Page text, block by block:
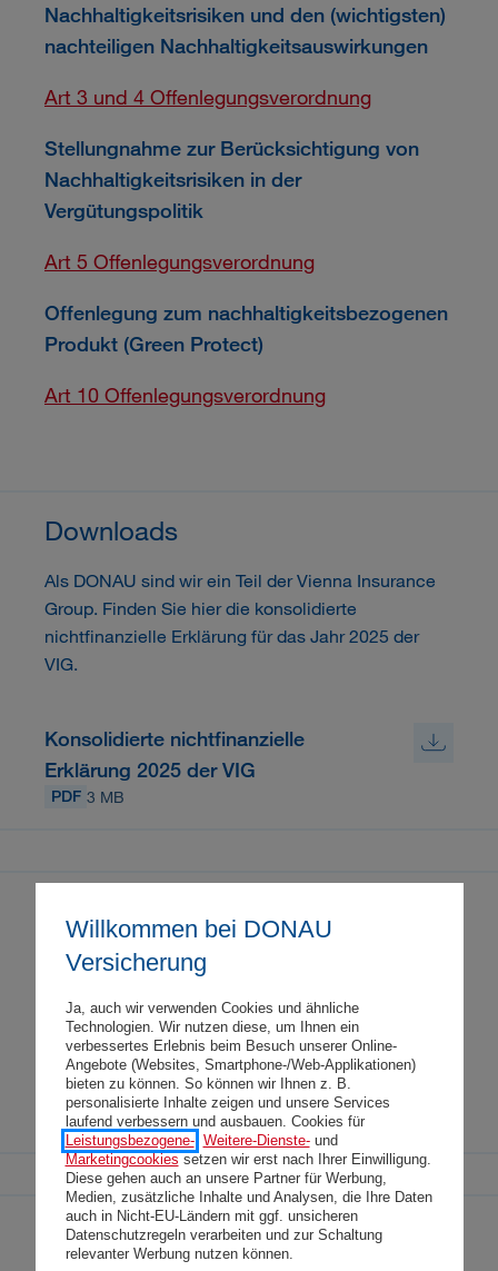
Willkommen bei DONAU
Versicherung
Ja, auch wir verwenden Cookies und ähnliche
Technologien. Wir nutzen diese, um Ihnen ein
verbessertes Erlebnis beim Besuch unserer Online-
Angebote (Websites, Smartphone-/Web-Applikationen)
bieten zu können. So können wir Ihnen z. B.
personalisierte Inhalte zeigen und unsere Services
laufend verbessern und ausbauen. Cookies für
Leistungsbezogene-, Weitere-Dienste-und
Marketingcookies setzen wir erst nach Ihrer Einwilligung.
Diese gehen auch an unsere Partner für Werbung,
Medien, zusätzliche Inhalte und Analysen, die Ihre Daten
auch in Nicht-EU-Ländern mit ggf. unsicheren
Datenschutzregeln verarbeiten und zur Schaltung
relevanter Werbung nutzen können.
Nachhaltigkeitsrisiken und den (wichtigsten)
nachteiligen Nachhaltigkeitsauswirkungen
Art 3 und 4 Offenlegungsverordnung
Stellungnahme zur Berücksichtigung von
Nachhaltigkeitsrisiken in der
Vergütungspolitik
Art 5 Offenlegungsverordnung
Offenlegung zum nachhaltigkeitsbezogenen
Produkt (Green Protect)
Art 10 Offenlegungsverordnung
Downloads
Als DONAU sind wir ein Teil der Vienna Insurance
Group. Finden Sie hier die konsolidierte
nichtfinanzielle Erklärung für das Jahr 2025 der
VIG.
Konsolidierte nichtfinanzielle
Erklärung 2025 der VIG
PDF 3 MB
Sozial- und Umweltkriterien werden bewusst seit
2019 im Investmentprozess berücksichtigt.
Bestehende Kriterien wurden im Jahr 2023
verschärft und neue ergänzt. Die aktuellen
selbstauferlegten Verpflichtungen finden Sie hier.
Verantwortungsvolles Investieren
PDF 200 KB
Auch im Underwriting-Prozess werden